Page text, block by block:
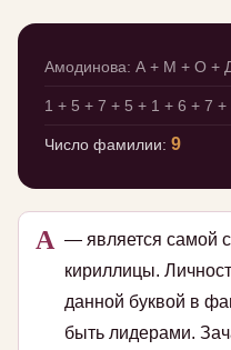
Амодинова: А + М + О +
1 + 5 + 7 + 5 + 1 + 6 + 7 +
Число фамилии: 9
А — является самой
кириллицы.
данной буквой в
быть лидерами.